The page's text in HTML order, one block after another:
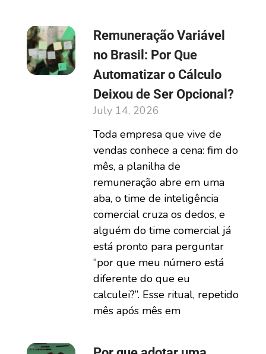
Remuneração Variável
no Brasil: Por Que
Automatizar o Cálculo
Deixou de Ser Opcional?
July 14, 2026
Toda empresa que vive de
vendas conhece a cena: fim do
mês, a planilha de
remuneração abre em uma
aba, o time de inteligência
comercial cruza os dedos, e
alguém do time comercial já
está pronto para perguntar
“por que meu número está
diferente do que eu
calculei?”. Esse ritual, repetido
mês após mês em